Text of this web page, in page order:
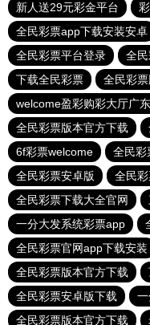
新人送29元彩金平台
全民彩票app下载安装安卓
全民彩票平台登录
全
下载全民彩票
全民彩
welcome盈彩购彩大厅广东
全民彩票版本官方下载
6f彩票welcome
全民彩
全民彩票安卓版
全民
全民彩票下载大全官网
一分大发系统彩票app
全民彩票官网app下载安装
全民彩票版本官方下载
全民彩票安卓版下载
全民彩票版本官方下载